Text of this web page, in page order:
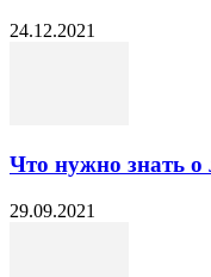
24.12.2021
Что нужно знать
29.09.2021